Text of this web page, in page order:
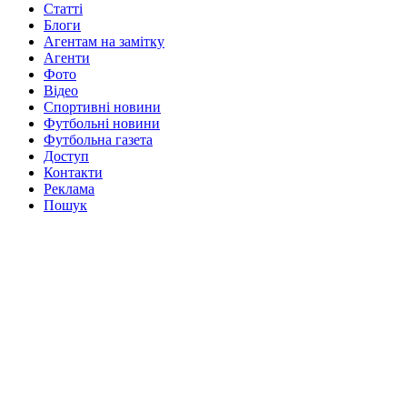
Статті
Блоги
Агентам на замітку
Агенти
Фото
Відео
Спортивні новини
Футбольні новини
Футбольна газета
Доступ
Контакти
Реклама
Пошук